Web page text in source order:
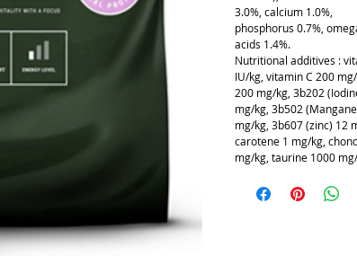
3.0%, calcium 1.0%,
phosphorus 0.7%,
acids 1.4%.
Nutritional additives :
IU/kg, vitamin C 200
200 mg/kg, 3b202
mg/kg, 3b502
mg/kg, 3b607 (zinc) 12
carotene 1 mg/kg,
mg/kg, taurine 1000